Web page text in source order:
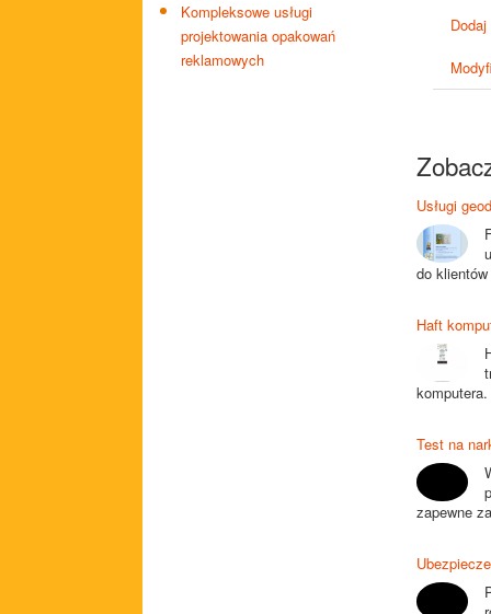
Kompleksowe usługi
projektowania opakowań
reklamowych
Usługi
do
Haft
Test na
zapewne